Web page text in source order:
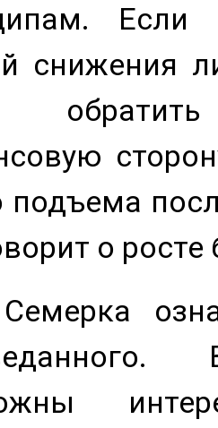
Если
снижения
подъема
о